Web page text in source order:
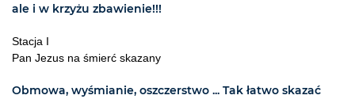
ale i w krzyżu zbawienie!!!
Stacja I
Pan Jezus na śmierć skazany
Obmowa, wyśmianie, oszczerstwo ... Tak łatwo skazać